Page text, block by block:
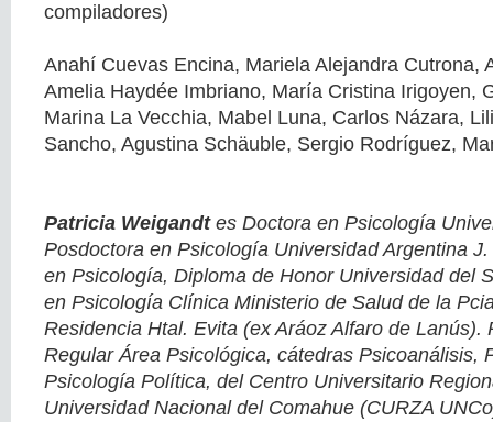
compiladores)
Anahí Cuevas Encina, Mariela Alejandra Cutrona,
Amelia Haydée Imbriano, María Cristina Irigoyen,
Marina La Vecchia, Mabel Luna, Carlos Názara,
Sancho, Agustina Schäuble, Sergio Rodríguez,
Patricia Weigandtes Doctora en Psicología
Posdoctora en Psicología Universidad Argentina
en Psicología, Diploma de Honor Universidad del
en Psicología Clínica Ministerio de Salud de la
Residencia Htal. Evita (ex Aráoz Alfaro de Lanús).
Regular Área Psicológica, cátedras Psicoanálisis,
Psicología Política, del Centro Universitario
Universidad Nacional del Comahue (CURZA